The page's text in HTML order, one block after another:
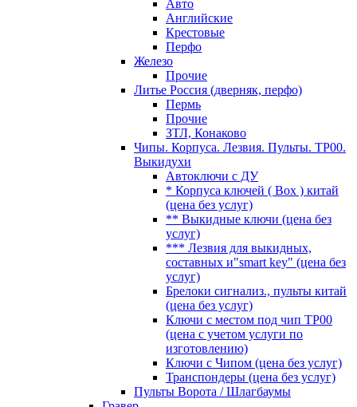
Авто
Английские
Крестовые
Перфо
Железо
Прочие
Литье Россия (дверняк, перфо)
Пермь
Прочие
ЗТЛ, Конаково
Чипы. Корпуса. Лезвия. Пульты. TP00.
Выкидухи
Автоключи с ДУ
* Корпуса ключей ( Box ) китай
(цена без услуг)
** Выкидные ключи (цена без
услуг)
*** Лезвия для выкидных,
составных и"smart key" (цена без
услуг)
Брелоки сигнализ., пульты китай
(цена без услуг)
Ключи с местом под чип TP00
(цена с учетом услуги по
изготовлению)
Ключи с Чипом (цена без услуг)
Транспондеры (цена без услуг)
Пульты Ворота / Шлагбаумы